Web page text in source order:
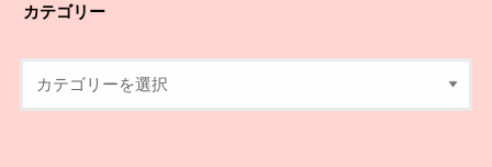
カテゴリー